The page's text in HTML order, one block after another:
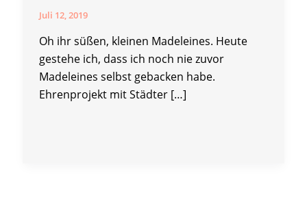
Juli 12, 2019
Oh ihr süßen, kleinen Madeleines. Heute
gestehe ich, dass ich noch nie zuvor
Madeleines selbst gebacken habe.
Ehrenprojekt mit Städter […]